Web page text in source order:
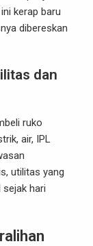
kerap baru
dibereskan
dan
ruko
air, IPL
utilitas yang
hari